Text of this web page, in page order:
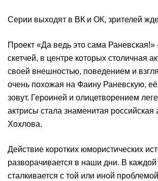
Серии выходят в ВК и ОК, зрителей
Проект «Да ведь это сама
скетчей, в центре которых столичная
своей внешностью, поведением и
очень похожая на Фаину Раневскую,
зовут. Героиней и олицетворением
актрисы стала знаменитая российская
Хохлова.
Действие коротких юмористических
разворачивается в наши дни. В каждой
сталкивается с той или иной